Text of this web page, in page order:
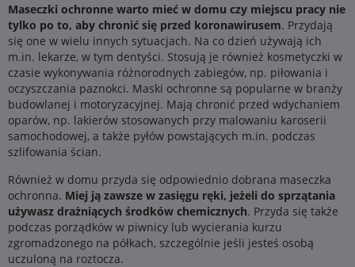
Maseczki ochronne warto mieć w domu czy miejscu pracy nie
tylko po to, aby chronić się przed koronawirusem. Przydają
się one w wielu innych sytuacjach. Na co dzień używają ich
m.in. lekarze, w tym dentyści. Stosują je również kosmetyczki w
czasie wykonywania różnorodnych zabiegów, np. piłowania i
oczyszczania paznokci. Maski ochronne są popularne w branży
budowlanej i motoryzacyjnej. Mają chronić przed wdychaniem
oparów, np. lakierów stosowanych przy malowaniu karoserii
samochodowej, a także pyłów powstających m.in. podczas
szlifowania ścian.
Również w domu przyda się odpowiednio dobrana maseczka
ochronna. Miej ją zawsze w zasięgu ręki, jeżeli do sprzątania
używasz drażniących środków chemicznych. Przyda się także
podczas porządków w piwnicy lub wycierania kurzu
zgromadzonego na półkach, szczególnie jeśli jesteś osobą
uczuloną na roztocza.